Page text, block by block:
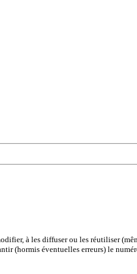
à les diffuser ou les réutiliser
(hormis éventuelles erreurs) le